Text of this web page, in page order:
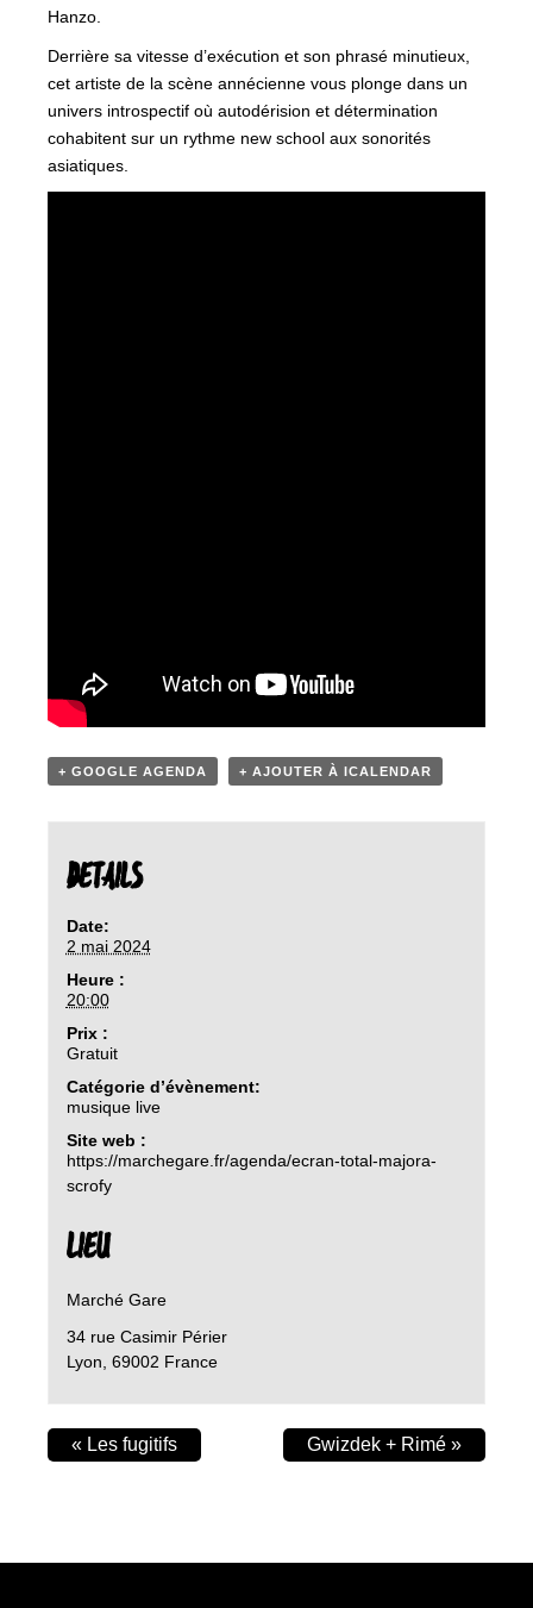
Hanzo.
Derrière sa vitesse d’exécution et son phrasé minutieux,
cet artiste de la scène annécienne vous plonge dans un
univers introspectif où autodérision et détermination
cohabitent sur un rythme new school aux sonorités
asiatiques.
+ GOOGLE AGENDA + AJOUTER À ICALENDAR
DETAILS
Date:
2 mai 2024
Heure :
20:00
Prix :
Gratuit
Catégorie d’évènement:
musique live
Site web :
https://marchegare.fr/agenda/ecran-total-majora-
scrofy
LIEU
Marché Gare
34 rue Casimir Périer
Lyon 69002 France
« Les fugitifs Gwizdek + Rimé »